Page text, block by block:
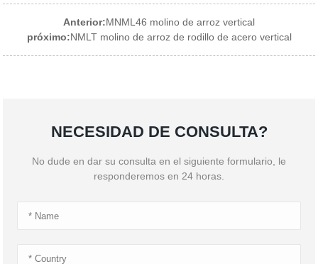
Anterior:MNML46 molino de arroz vertical
próximo:NMLT molino de arroz de rodillo de acero vertical
NECESIDAD DE CONSULTA?
No dude en dar su consulta en el siguiente formulario, le
responderemos en 24 horas.